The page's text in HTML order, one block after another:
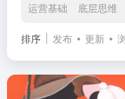
运营基础 底层思维
排序 发布 更新